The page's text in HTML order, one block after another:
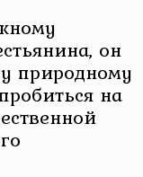
он
природному
на